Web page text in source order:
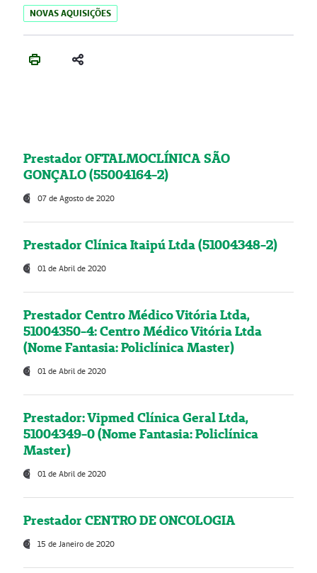
NOVAS AQUISIÇÕES
Prestador OFTALMOCLÍNICA SÃO
GONÇALO (55004164-2)
07 de Agosto de 2020
Prestador Clínica Itaipú Ltda (51004348-2)
01 de Abril de 2020
Prestador Centro Médico Vitória Ltda,
51004350-4: Centro Médico Vitória Ltda
(Nome Fantasia: Policlínica Master)
01 de Abril de 2020
Prestador: Vipmed Clínica Geral Ltda,
51004349-0 (Nome Fantasia: Policlínica
Master)
01 de Abril de 2020
Prestador CENTRO DE ONCOLOGIA
15 de Janeiro de 2020